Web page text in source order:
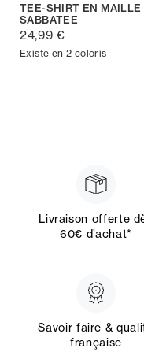
TEE-SHIRT EN MAILLE
SABBATEE
24,99 €
Existe en 2 coloris
Livraison offerte
60€ d’achat*
Savoir faire &
française